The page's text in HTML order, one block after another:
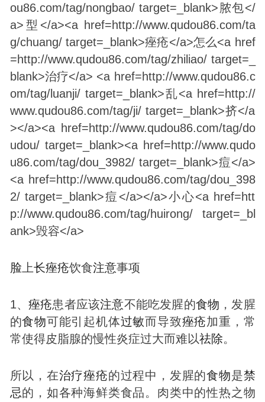
脸 上长痤疮饮食注意事项
1、 痤疮患者应该注意不能吃发腥的食物 ，发腥
的食物可能引起机体过敏而导致痤疮加重，常
常使得皮脂腺的慢性炎症过大而难以祛除。
所以，在治疗痤疮的过程中，发腥的食物是禁
忌的，如各种海鲜类食品。肉类中的性热之物